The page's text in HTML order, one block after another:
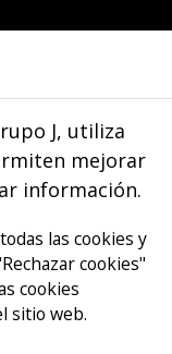
J, utiliza
mejorar
información.
las cookies y
cookies"
cookies
sitio web.